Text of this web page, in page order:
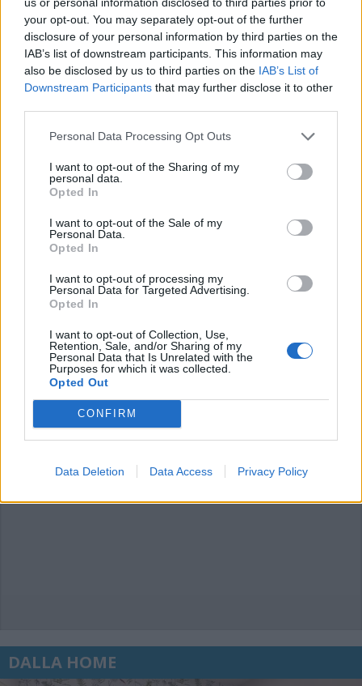
your opt-out. You may separately opt-out of the further
disclosure of your personal information by third parties on the
IAB’s list of downstream participants. This information may
also be disclosed by us to third parties on the IAB’s List of
Downstream Participants that may further disclose it to other
Personal Data Processing Opt Outs
I want to opt-out of the Sharing of my
personal data.
Opted In
I want to opt-out of the Sale of my
Personal Data.
Opted In
I want to opt-out of processing my
Personal Data for Targeted Advertising.
Opted In
I want to opt-out of Collection, Use,
Retention, Sale, and/or Sharing of my
Personal Data that Is Unrelated with the
Purposes for which it was collected.
Opted Out
CONFIRM
Data Deletion Data Access Privacy Policy
Selezioniamo per te
Il meglio di
Commenti
articolo.
L'email è richiesta ma non verrà mostrata ai visitatori. Il contenuto di questo
commento esprime il pensiero dell'autore e non rappresenta la linea editoriale
commenti non sono testi giornalistici, ma post inviati dai singoli lettori che
possono essere automaticamente pubblicati senza filtro preventivo. I commenti
che includano uno o più link a siti esterni verranno rimossi in automatico dal
DALLA HOME